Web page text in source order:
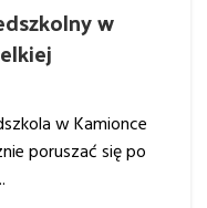
w
w Kamionce
poruszać się po